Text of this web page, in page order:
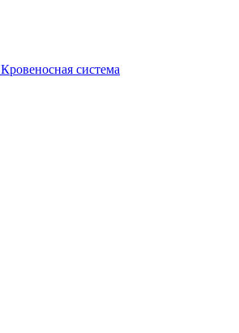
Кровеносная система